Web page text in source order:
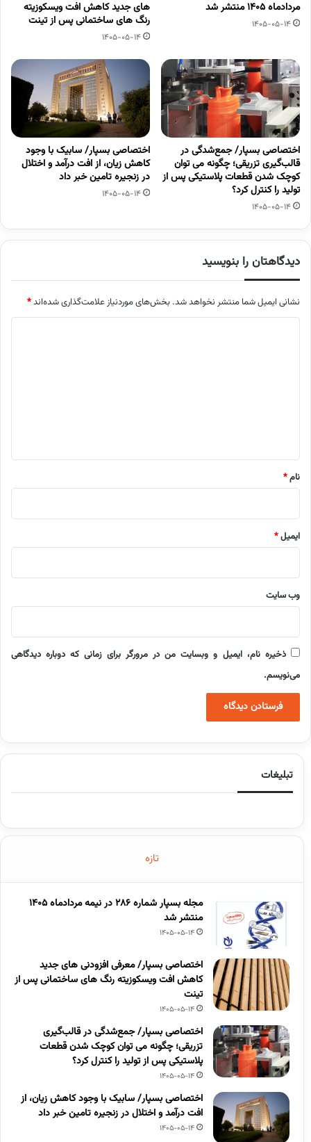
مردادماه 1405 منتشر شد
1405-05-14
های جدید کاهش افت ویسکوزیته
رنگ های ساختمانی پس از تینت
1405-05-14
اختصاصی بسپار/ جمع‌شدگی در
قالب‌گیری تزریقی؛ چگونه می توان
کوچک شدن قطعات پلاستیکی پس از
تولید را کنترل کرد؟
1405-05-14
اختصاصی بسپار/ سابیک با وجود
کاهش زیان، از افت درآمد و اختلال
در زنجیره تامین خبر داد
1405-05-14
دیدگاهتان را بنویسید
نشانی ایمیل شما منتشر نخواهد شد. بخش‌های موردنیاز علامت‌گذاری شده‌اند*
نام*
ایمیل*
وب‌ سایت
ذخیره نام، ایمیل و وبسایت من در مرورگر برای زمانی که دوباره دیدگاهی
می‌نویسم.
تبلیغات
تازه
مجله بسپار شماره 286 در نیمه مردادماه 1405
منتشر شد
1405-05-14
اختصاصی بسپار/ معرفی افزودنی های جدید
کاهش افت ویسکوزیته رنگ های ساختمانی پس از
تینت
1405-05-14
اختصاصی بسپار/ جمع‌شدگی در قالب‌گیری
تزریقی؛ چگونه می توان کوچک شدن قطعات
پلاستیکی پس از تولید را کنترل کرد؟
1405-05-14
اختصاصی بسپار/ سابیک با وجود کاهش زیان، از
افت درآمد و اختلال در زنجیره تامین خبر داد
1405-05-14